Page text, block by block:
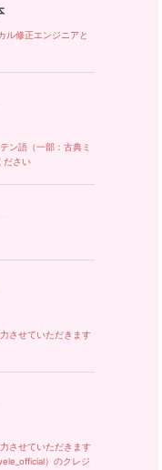
ル修正エンジニアと
ン語（一部：古典ミ
ださい
させていただきます
させていただきます
）のクレジ